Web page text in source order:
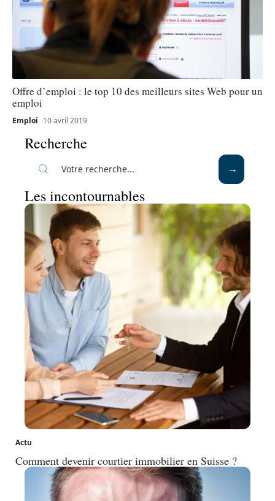
Offre d’emploi : le top 10 des meilleurs sites Web pour un
emploi
Emploi 10 avril 2019
Recherche
Les incontournables
Actu
Comment devenir courtier immobilier en Suisse ?